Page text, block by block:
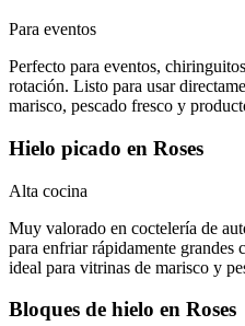
Para eventos
Perfecto para eventos,
rotación. Listo para usar
marisco, pescado fresco y
Hielo picado en Roses
Alta cocina
Muy valorado en coctelería de
para enfriar rápidamente grandes
ideal para vitrinas de marisco y
Bloques de hielo en Roses